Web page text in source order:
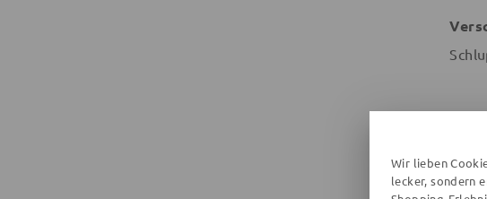
Wir lieben
lecker, sondern